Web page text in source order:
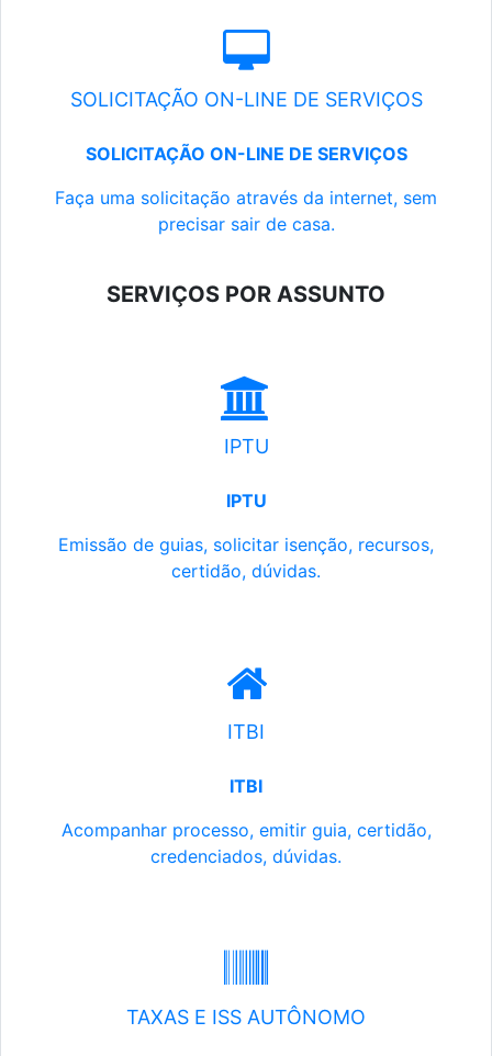
SOLICITAÇÃO ON-LINE DE SERVIÇOS
SOLICITAÇÃO ON-LINE DE SERVIÇOS
Faça uma solicitação através da internet, sem
precisar sair de casa.
SERVIÇOS POR ASSUNTO
IPTU
IPTU
Emissão de guias, solicitar isenção, recursos,
certidão, dúvidas.
ITBI
ITBI
Acompanhar processo, emitir guia, certidão,
credenciados, dúvidas.
TAXAS E ISS AUTÔNOMO